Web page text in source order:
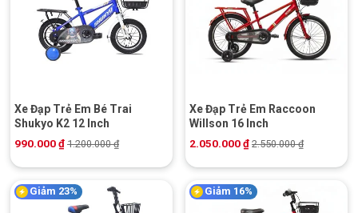
Xe Đạp Trẻ Em Bé Trai
Shukyo K2 12 Inch
990.000₫ 1.200.000₫
Xe Đạp Trẻ Em Raccoon
Willson 16 Inch
2.050.000₫ 2.550.000₫
Giảm 23% Giảm 16%